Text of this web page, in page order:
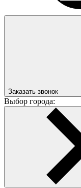
Заказать звонок
Выбор города: